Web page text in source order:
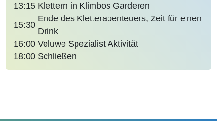
13:15 Klettern in Klimbos Garderen
15:30
Ende des Kletterabenteuers, Zeit für einen
Drink
16:00 Veluwe Spezialist Aktivität
18:00 Schließen